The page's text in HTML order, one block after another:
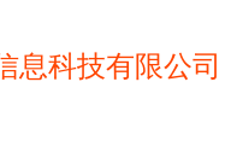
息科技有限公司